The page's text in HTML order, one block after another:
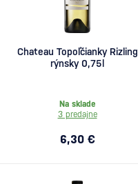
Chateau Topoľčianky Rizling
rýnsky 0,75l
Na sklade
3 predajne
6,30 €